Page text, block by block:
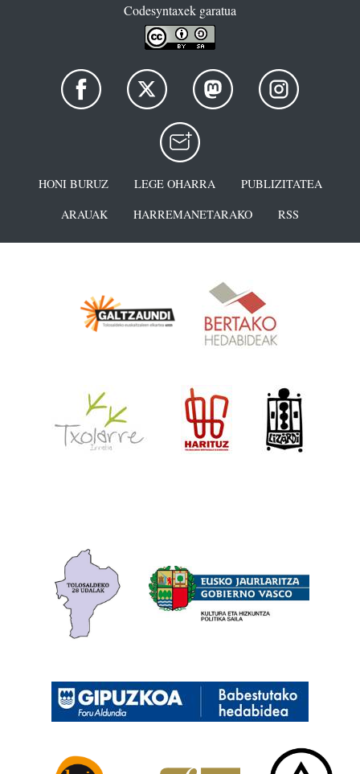
Codesyntaxek garatua
HONI BURUZ LEGE OHARRA
PUBLIZITATEA
ARAUAK
HARREMANETARAKO RSS